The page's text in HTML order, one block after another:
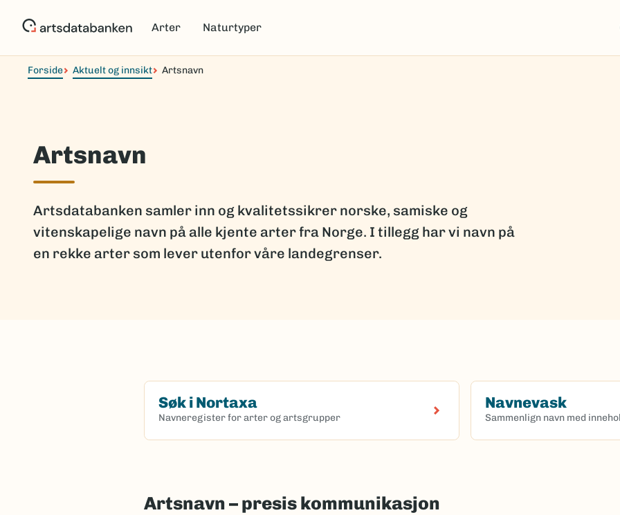
Arter Naturtyper
Forside Aktuelt og innsikt Artsnavn
Artsnavn
Artsdatabanken samler inn og kvalitetssikrer norske, samiske og
vitenskapelige navn på alle kjente arter fra Norge. I tillegg har vi navn på
en rekke arter som lever utenfor våre landegrenser.
Søk i Nortaxa
Navneregister for arter og artsgrupper
Navnevask
Sammenlign navn med
Artsnavn – presis kommunikasjon